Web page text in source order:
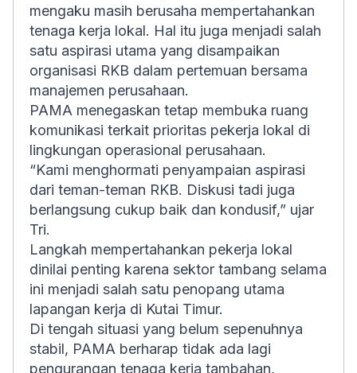
mengaku masih berusaha mempertahankan
tenaga kerja lokal. Hal itu juga menjadi salah
satu aspirasi utama yang disampaikan
organisasi RKB dalam pertemuan bersama
manajemen perusahaan.
PAMA menegaskan tetap membuka ruang
komunikasi terkait prioritas pekerja lokal di
lingkungan operasional perusahaan.
“Kami menghormati penyampaian aspirasi
dari teman-teman RKB. Diskusi tadi juga
berlangsung cukup baik dan kondusif,” ujar
Tri.
Langkah mempertahankan pekerja lokal
dinilai penting karena sektor tambang selama
ini menjadi salah satu penopang utama
lapangan kerja di Kutai Timur.
Di tengah situasi yang belum sepenuhnya
stabil, PAMA berharap tidak ada lagi
pengurangan tenaga kerja tambahan,